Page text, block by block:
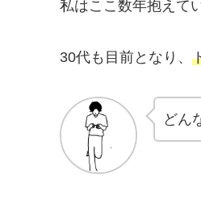
私はここ数年抱えて
30代も目前となり、
どん